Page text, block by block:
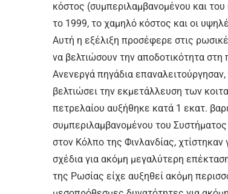
κόστος (συμπεριλαμβανομένου και
το 1999, το χαμηλό κόστος και οι
Αυτή η εξέλιξη προσέφερε στις
να βελτιώσουν την αποδοτικότητα
Ανενεργά πηγάδια
βελτιώσει την εκμετάλλευση των
πετρελαίου αυξήθηκε κατά 1 εκατ.
συμπεριλαμβανομένου του
στον Κόλπο της Φινλανδίας,
σχέδια για ακόμη μεγαλύτερη
της Ρωσίας είχε αυξηθεί ακόμη